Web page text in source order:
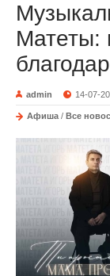
Матеты:
admin 14-07-
Афиша / Все